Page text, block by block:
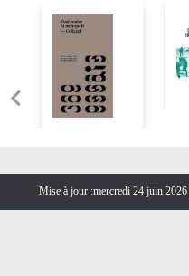
Mise à jour :mercredi 24 juin 2026 |